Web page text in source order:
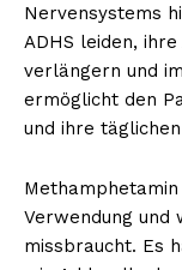
Nervensystems
ADHS leiden,
verlängern und
ermöglicht den
und ihre
Verwendung und
missbraucht. Es